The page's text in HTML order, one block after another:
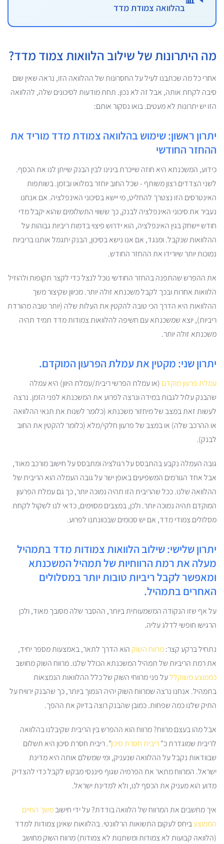
בהלוואה צמודת מדד
מה היתרונות של שילוב הלוואות צמוד מדד?
אחרי כל מה שכתבנו לעיל על החסרונות של ההלוואה הזו, נראה שאין שום
סיבה לקחת אותה, אבל זה לא נכון. תחת מודעות לסיכונים שלה, להלוואה
הזו יש יתרונות לא מעטים. בואו נסקור אותם:
יתרון ראשון: שימוש בהלוואה צמודת מדד מוריד את
ההחזר החודשי
כידוע, המשכנתא היא חוזה שייכרת בינינו לבין הבנק שייתן לנו את הכסף.
לשני הצדדים רצון משותף - שכל החוב יוחזר במלואו ובזמן. בשותפות
האינטרסים הזו נצטרך להחליט, מי יישא בסיכוני האינפלציה. אם אנחנו
נעביר את סיכוני האינפלציה לבנק, כך ששווי התשלומים שהוא יקבל מדי
חודש יישחק בגין האינפלציה, הוא ידרוש פיצוי בדמות ריביות גבוהות על
ההלוואות שנקבל. ומנגד, אם אנו נישא בסיכון, הבנק יתגמל אותנו בריביות
נמוכות יותר שיורידו את ההחזר החודש.
את ההפרש שהתפנה בהחזר החודשי נוכל לנצל כדי לקצר תקופות ולהוזיל
הלוואות אחרות ובכך לקבל משכנתא זולה יותר. מכיוון שקיצור משך
ההלוואות היא הדרך הכי טובה להקטין את העלות שלה (יותר טובה מהורדת
ריביות), יוצא שמשכנתא עם חשיפה להלוואות צמודות מדד תמיד תהיה
משכנתא זולה יותר.
יתרון שני: מקטין את עמלת הפרעון המוקדם.
עמלת פרעון מוקדם (או עמלת הפרשי ריבית/עמלת היוון) היא עמלה
שהבנק עלול לגבות במידה ונרצה לפרוע את המשכנתא לפני הזמן. נרצה
לעשות זאת במצב של מיחזור משכנתא (כלומר לשנות את תנאי ההלוואה
או ההרכב שלה) או במצב של פרעון חלקי/מלא (כלומר להקטין את החוב
לבנק).
גובה העמלה נקבע בהתבסס על רגולציה ומתבסס על חישוב מורכב מאוד,
אבל אחד הגורמים המשפיעים באופן ישר על גובה העמלה הוא הריבית של
ההלוואה שלנו. ככל שהריבית הזו תהיה נמוכה יותר, כך גם עמלת הפרעון
המוקדם תהיה נמוכה יותר. ולכן, במצבים מסוימים, כדאי לנו לשקול לקחת
מסלולים צמודי מדד, אם יש סכומים שבכוונתנו לפרוע.
יתרון שלישי: שילוב הלוואות צמודות מדד בתמהיל
מעלה את רמת הרווחיות של תמהיל המשכנתא
ומאפשר לקבל ריביות טובות יותר במסלולים
האחרים בתמהיל.
על אף שזו הנקודה המשמעותית ביותר, ההסבר שלה מסובך מאוד, ולכן
הרגישו חופשי לדלג עליה.
נתחיל ברקע קצר:מרווח השוק הוא הדרך לתאר, באמצעות מספר יחיד,
את רמת הריביות של תמהיל המשכנתא הכולל שלנו. מרווח השוק מחושב
כממוצע משוקללעל פני מרווחי השוק של כלל ההלוואות הנמצאות
בתמהיל. אנחנו נרצה שמרווח השוק יהיה הנמוך ביותר, כך שהבנק ירוויח על
התיק שלנו כמה שפחות. כמובן שהבנק רוצה בדיוק את ההפך.
אבל מהו בעצם מרווח? מרווח הוא ההפרש בין הריבית שקיבלנו בהלוואה
לריבית שמוגדרת כ"ריבית חסרת סיכון". ריבית חסרת סיכון היא תשלום
שבוודאות נקבל על ההלוואה שנעניק, ומי שמשלם אותה היא מדינת
ישראל. המרווח מתאר את הפרמיה שגוף פיננסי מבקש לקבל כדי להצדיק
מדוע הוא מעניק את הכסף לנו, ולא למדינת ישראל.
איך מחשבים את המרווח של הלוואה בודדת? על ידי חישובמשך החיים
הממוצעביחס לעקום התשואות הרלוונטי. בהלוואות שאינן צמודות למדד
(הלוואה קבועות לא צמודות ומשתנות לא צמודות) מרווח השוק מחושב